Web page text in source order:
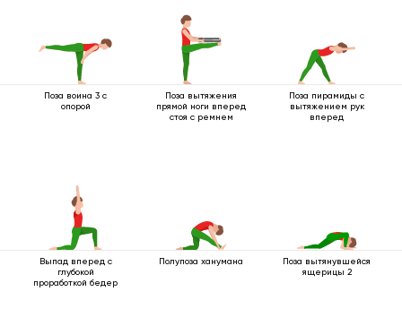
Поза воина 3 с
опорой
Поза вытяжения
прямой ноги вперед
стоя с ремнем
Поза пирамиды с
вытяжением рук
вперед
Выпад вперед с
глубокой
проработкой бедер
Полупоза ханумана
Поза вытянувшейся
ящерицы 2